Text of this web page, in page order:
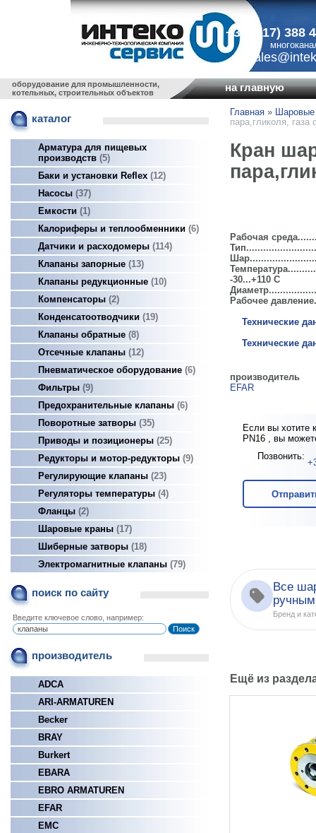
+375 (17) 388
оборудование для промышленности,
котельных, строительных объектов
на главную
каталог
Арматура для пищевых
производств 5
Баки и установки Reflex 12
Насосы 37
Емкости
1
Калориферы и теплообменники 6
Датчики и расходомеры 114
Клапаны запорные 13
Клапаны редукционные 10
Компенсаторы 2
Конденсатоотводчики
19
Клапаны обратные 8
Отсечные клапаны 12
Пневматическое оборудование 6
Фильтры 9
Предохранительные клапаны 6
Поворотные затворы 35
Приводы и позиционеры 25
Редукторы и мотор-редукторы 9
Регулирующие клапаны 23
Регуляторы температуры 4
Фланцы 2
Шаровые краны 17
Шиберные затворы 18
Электромагнитные клапаны 79
поиск по сайту
Введите ключевое слово, например:
производитель
ADCA
ARI-ARMATUREN
Becker
BRAY
Burkert
EBARA
EBRO ARMATUREN
EFAR
EMC
Главная » Шаровые
пара,гликоля, газа
Кран
Рабочая
-30...+110 С
Рабочее
Технические
Технические
производитель
EFAR
Если вы хотите
PN16 , вы
Позвонить:
Все
Бренд и
Ещё из